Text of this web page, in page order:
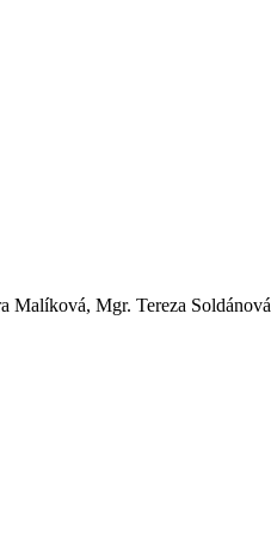
Malíková, Mgr. Tereza Soldánová